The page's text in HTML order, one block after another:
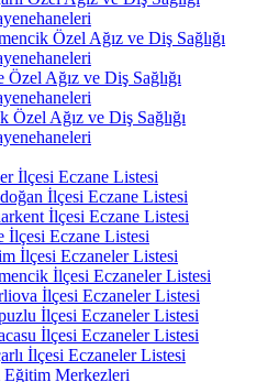
Özel Ağız ve Diş Sağlığı
Özel Ağız ve Diş Sağlığı
Özel Ağız ve Diş Sağlığı
İlçesi Eczane Listesi
İlçesi Eczane Listesi
İlçesi Eczane Listesi
İlçesi Eczane Listesi
İlçesi Eczaneler Listesi
İlçesi Eczaneler Listesi
İlçesi Eczaneler Listesi
İlçesi Eczaneler Listesi
İlçesi Eczaneler Listesi
İlçesi Eczaneler Listesi
Eğitim Merkezleri